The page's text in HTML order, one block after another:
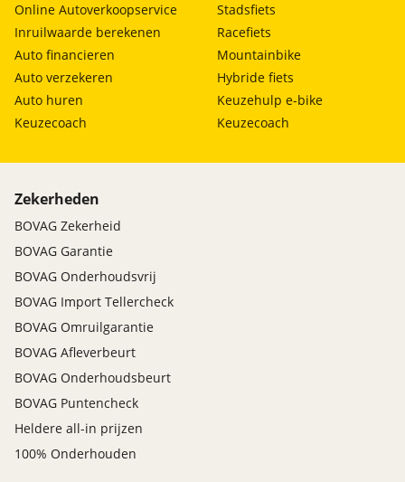
Online Autoverkoopservice
Inruilwaarde berekenen
Auto financieren
Auto verzekeren
Auto huren
Keuzecoach
Stadsfiets
Racefiets
Mountainbike
Hybride fiets
Keuzehulp e-bike
Keuzecoach
Zekerheden
BOVAG Zekerheid
BOVAG Garantie
BOVAG Onderhoudsvrij
BOVAG Import Tellercheck
BOVAG Omruilgarantie
BOVAG Afleverbeurt
BOVAG Onderhoudsbeurt
BOVAG Puntencheck
Heldere all-in prijzen
100% Onderhouden